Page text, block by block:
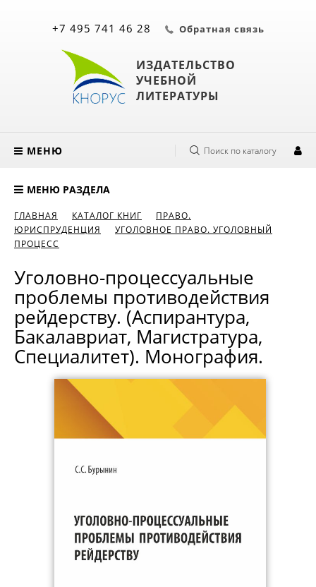
ИЗДАТЕЛЬСТВО
УЧЕБНОЙ
ЛИТЕРАТУРЫ
+7 495 741 46 28 Обратная связь
МЕНЮ Поиск по каталогу
МЕНЮ РАЗДЕЛА
ГЛАВНАЯ КАТАЛОГ КНИГ
ПРАВО.
ЮРИСПРУДЕНЦИЯ
УГОЛОВНОЕ ПРАВО. УГОЛОВНЫЙ
ПРОЦЕСС
Уголовно-процессуальные
проблемы противодействия
рейдерству. (Аспирантура,
Бакалавриат, Магистратура,
Специалитет). Монография.